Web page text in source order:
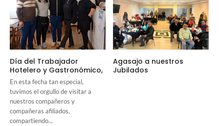
Día del Trabajador
Hotelero y Gastronómico,
En esta fecha tan especial,
tuvimos el orgullo de visitar a
nuestros compañeros y
compañeras afiliados,
compartiendo...
Agasajo a nuestros
Jubilados